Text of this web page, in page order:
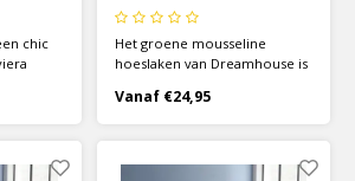
chic
gemaakt
door de
een
Het groene mousseline
hoeslaken van Dreamhouse is
100% katoen. De speciale
techniek die gebruikt wordt bij
de mousseline hoeslakens
zorgt ervoor dat het katoen
Vanaf €24,95